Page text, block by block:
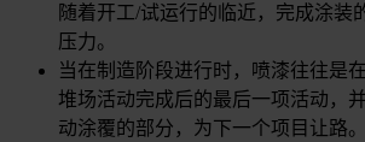
随着开工/试运行的临近，完成涂装
压力。
当在制造阶段进行时，喷漆往往是
堆场活动完成后的最后一项活动，
动涂覆的部分，为下一个项目让路。